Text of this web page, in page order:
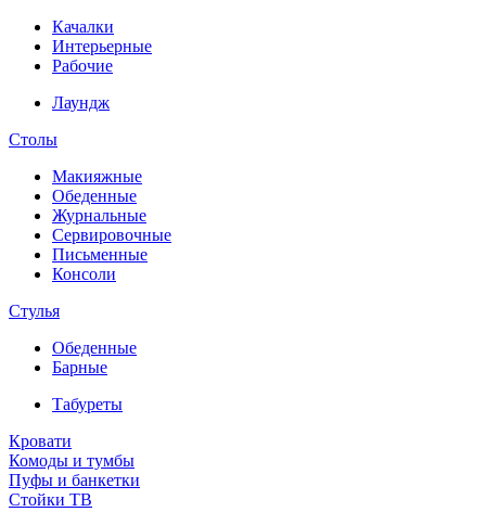
Качалки
Интерьерные
Рабочие
Лаундж
Столы
Макияжные
Обеденные
Журнальные
Сервировочные
Письменные
Консоли
Стулья
Обеденные
Барные
Табуреты
Кровати
Комоды и тумбы
Пуфы и банкетки
Стойки ТВ